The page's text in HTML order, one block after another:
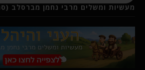
מעשיות ומשלים מרבי נחמן מברסלב